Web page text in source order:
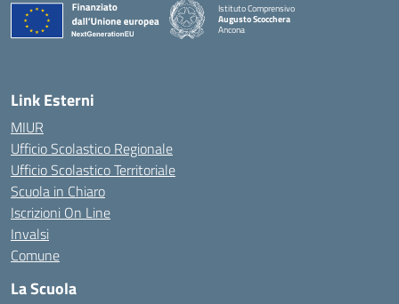
Istituto Comprensivo
Augusto Scocchera
Ancona
Link Esterni
MIUR
Ufficio Scolastico Regionale
Ufficio Scolastico Territoriale
Scuola in Chiaro
Iscrizioni On Line
Invalsi
Comune
La Scuola